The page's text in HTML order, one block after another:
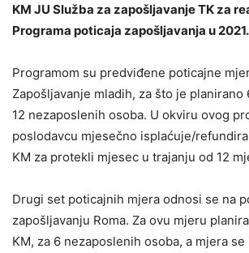
KM JU Služba za zapošljavanje TK za
Programa poticaja zapošljavanja u
Programom su predviđene poticajne
Zapošljavanje mladih, za što je planirano
12 nezaposlenih osoba. U okviru ovog
poslodavcu mjesečno isplaćuje/
KM za protekli mjesec u trajanju od 12
Drugi set poticajnih mjera odnosi se na
zapošljavanju Roma. Za ovu mjeru
KM, za 6 nezaposlenih osoba, a mjera